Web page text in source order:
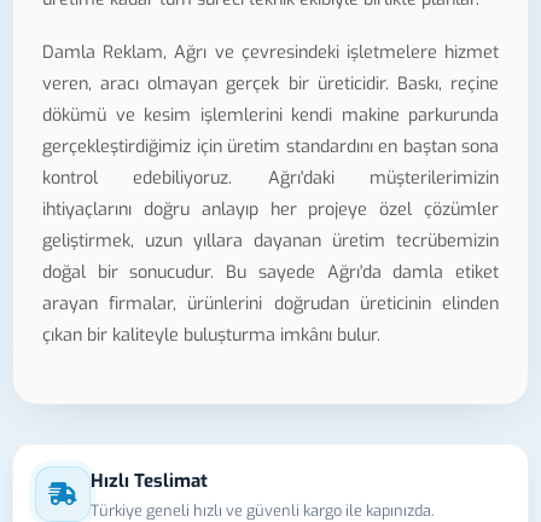
Damla Reklam, Ağrı ve çevresindeki işletmelere hizmet
veren, aracı olmayan gerçek bir üreticidir. Baskı, reçine
dökümü ve kesim işlemlerini kendi makine parkurunda
gerçekleştirdiğimiz için üretim standardını en baştan sona
kontrol edebiliyoruz. Ağrı'daki müşterilerimizin
ihtiyaçlarını doğru anlayıp her projeye özel çözümler
geliştirmek, uzun yıllara dayanan üretim tecrübemizin
doğal bir sonucudur. Bu sayede Ağrı'da damla etiket
arayan firmalar, ürünlerini doğrudan üreticinin elinden
çıkan bir kaliteyle buluşturma imkânı bulur.
Hızlı Teslimat
Türkiye geneli hızlı ve güvenli kargo ile kapınızda.